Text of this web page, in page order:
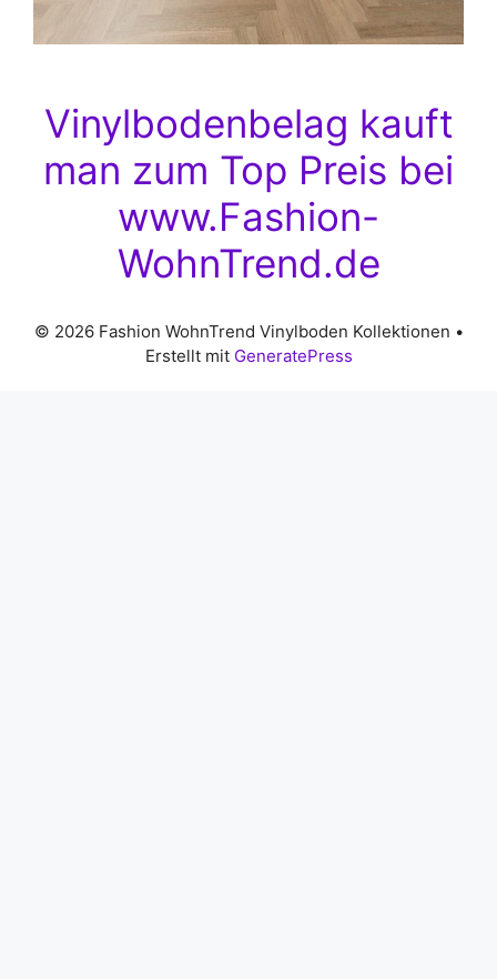
Vinylbodenbelag kauft
man zum Top Preis bei
www.Fashion-
WohnTrend.de
© 2026 Fashion WohnTrend Vinylboden Kollektionen •
Erstellt mit GeneratePress